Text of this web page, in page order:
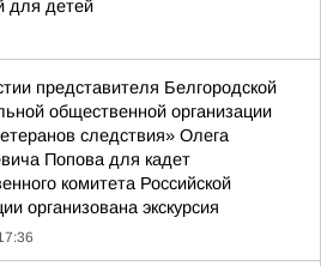
для детей
представителя Белгородской
общественной организации
следствия» Олега
Попова для кадет
комитета Российской
организована экскурсия